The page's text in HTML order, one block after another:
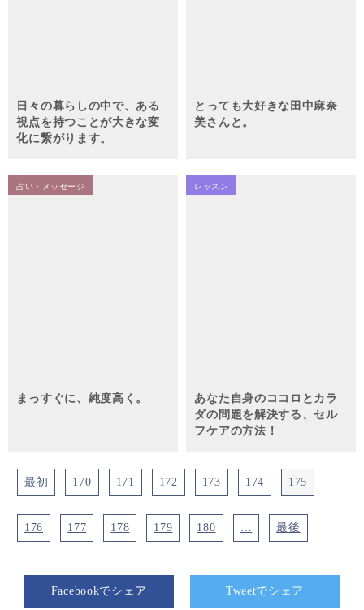
日々の暮らしの中で、ある
視点を持つことが大きな変
化に繋がります。
とっても大好きな田中麻奈
美さんと。
占い・メッセージ
まっすぐに、純度高く。
レッスン
あなた自身のココロとカラ
ダの問題を解決する、セル
フケアの方法！
最初 170 171 172 173 174 175
176 177 178 179 180 … 最後
Facebookでシェア Tweetでシェア